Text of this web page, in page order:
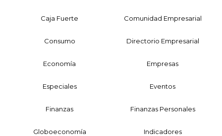
Caja Fuerte Comunidad Empresarial
Consumo Directorio Empresarial
Economía Empresas
Especiales Eventos
Finanzas Finanzas Personales
Globoeconomía Indicadores